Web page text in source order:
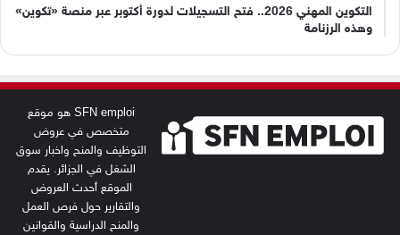
التكوين المهني 2026.. فتح التسجيلات لدورة أكتوبر عبر منصة «تكوين»
وهذه الرزنامة
SFN emploi هو موقع
متخصص في عروض
التوظيف والمنح واخبار سوق
الشغل في الجزائر. يقدم
الموقع أحدث العروض
والتقارير حول فرص العمل
والمنح الدراسية والقوانين